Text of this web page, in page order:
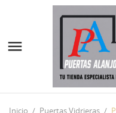

Inicio Puertas Vidrieras